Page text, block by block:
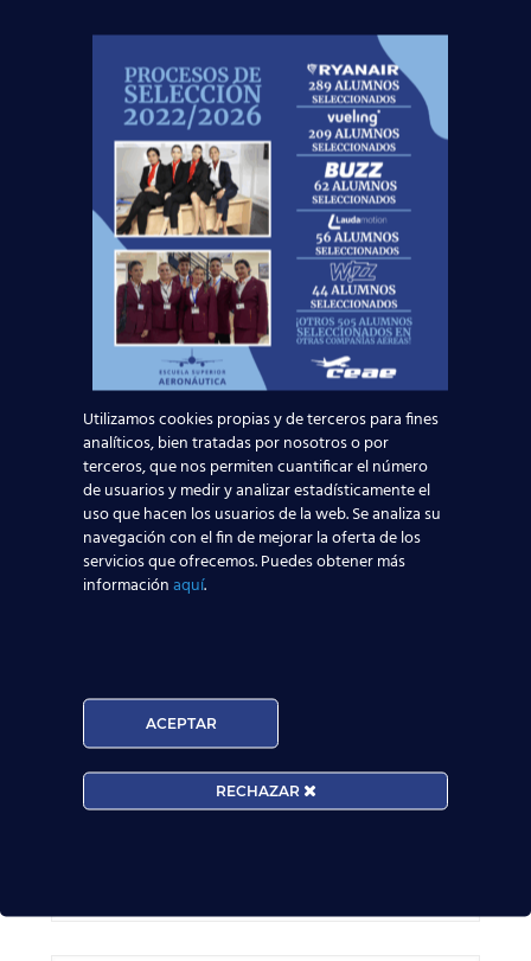
¡Te esperamos!
Noticias Relacionadas
Mapa de la aviación global 2025: las rutas más
transitadas y los países con más pasajeros
Leer más
¡Últimas plazas! Nuevo Curso TCP en Madrid
– Tercer cuatrimestre 2026
secretos de vuelo
Utilizamos cookies propias y de terceros para fines
analíticos, bien tratadas por nosotros o por
terceros, que nos permiten cuantificar el número
de usuarios y medir y analizar estadísticamente el
uso que hacen los usuarios de la web. Se analiza su
navegación con el fin de mejorar la oferta de los
servicios que ofrecemos. Puedes obtener más
informaciónaquí.
ACEPTAR
RECHAZAR